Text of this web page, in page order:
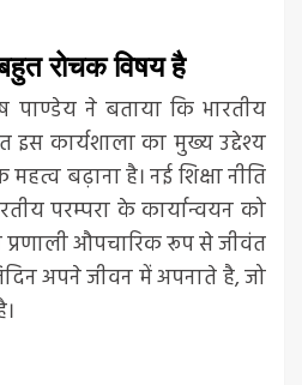
बहुत रोचक विषय है
पाण्डेय ने बताया कि भारतीय
इस कार्यशाला का मुख्य उद्देश्य
बढ़ाना है। नई शिक्षा नीति
परम्परा के कार्यान्वयन को
प्रणाली औपचारिक रूप से जीवंत
अपने जीवन में अपनाते है, जो